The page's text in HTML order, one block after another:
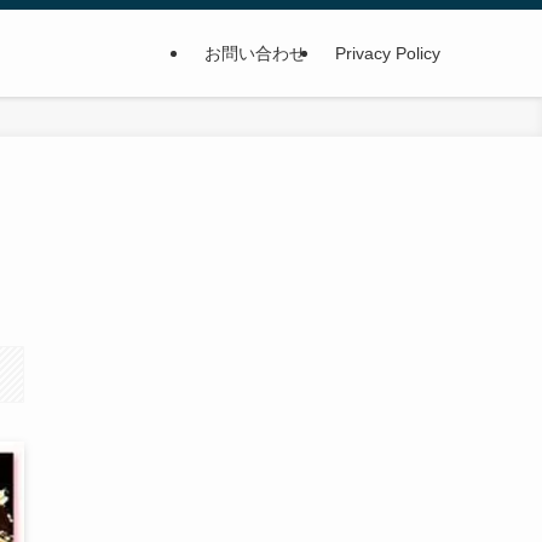
お問い合わせ Privacy Policy